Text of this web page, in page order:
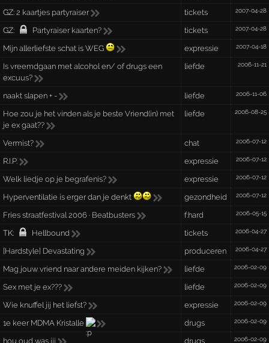
GZ:2 kaartjes partyraiser tickets 2007-04-28
GZ: Partyraiser kaarten? tickets 2007-04-28
Mijn allerliefste schat is WEG expressie 2007-04-18
Is vreemdgaan met alcohol en/ of drugs een
excuus?
liefde 2006-11-21
naakt slapen + - liefde 2006-11-06
Hoe zou je het vinden als je beste Vriend(in) met
je ex gaat??
liefde 2006-08-25
Vermist? chat 2006-07-12
R.I.P. expressie 2006-07-12
Welk liedje op je begrafenis? expressie 2006-07-12
Hyperventilatie is erger dan je denkt gezondheid 2006-07-12
Fries straatfestival 2006 · Beatbusters f:hard 2006-05-15
TK: Hellbound tickets 2006-04-27
[Hardstyle] Devastating produceren 2006-04-27
Mag jouw vriend naar andere meiden kijken? liefde 2006-02-09
Sex met je ex??? liefde 2006-02-09
Wie knuffel jij het liefst? expressie 2006-02-09
1e keer MDMA Kristalle drugs 2006-02-09
hou oud was jij drugs 2006-02-09